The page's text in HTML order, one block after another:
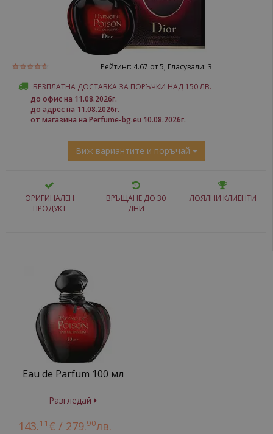
Рейтинг: 4.67 от 5, Гласували: 3
БЕЗПЛАТНА ДОСТАВКА ЗА ПОРЪЧКИ НАД 150 ЛВ.
до офис на 11.08.2026г.
до адрес на 11.08.2026г.
от магазина на Perfume-bg.eu 10.08.2026г.
Виж вариантите и поръчай
ОРИГИНАЛЕН
ПРОДУКТ
ВРЪЩАНЕ ДО 30
ДНИ
ЛОЯЛНИ КЛИЕНТИ
Eau de Parfum 100 мл
Разгледай
143.11 € / 279.90лв.